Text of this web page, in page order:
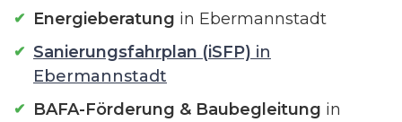
Energieberatung in Ebermannstadt
Sanierungsfahrplan (iSFP) in
Ebermannstadt
BAFA-Förderung & Baubegleitung in